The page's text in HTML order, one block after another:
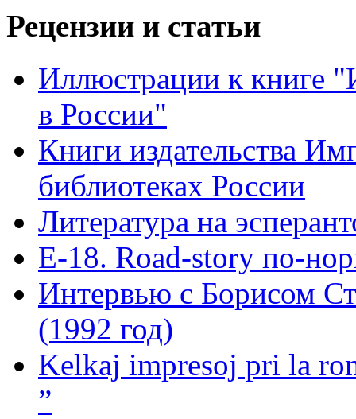
Рецензии и статьи
Иллюстрации к книге
в России"
Книги издательства
библиотеках России
Литература на
Е-18. Road-story по-
Интервью с Борисом
(1992 год)
Kelkaj impresoj pri la
”